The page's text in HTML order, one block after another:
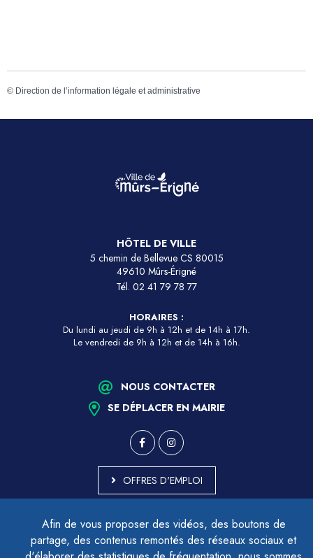
Afin de vous proposer des vidéos, des boutons de
partage, des contenus remontés des réseaux sociaux et
© Direction de l’information légale et administrative
HÔTEL DE VILLE
5 chemin de Bellevue CS 80015
49610 Mûrs-Érigné
Tél. 02 41 79 78 77
HORAIRES :
Du lundi au jeudi de 9h à 12h et de 14h à 17h.
Le vendredi de 9h à 12h et de 14h à 16h.
NOUS CONTACTER
SE DÉPLACER EN MAIRIE
OFFRES D'EMPLOI
ACCESSIBILITÉ - PARTIELLEMENT CONFORME
PLAN DU SITE
MENTIONS LÉGALES